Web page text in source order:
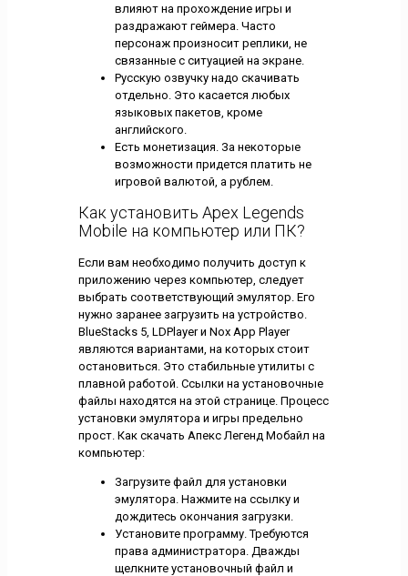
влияют на прохождение игры и
раздражают геймера. Часто
персонаж произносит реплики, не
связанные с ситуацией на экране.
Русскую озвучку надо скачивать
отдельно. Это касается любых
языковых пакетов, кроме
английского.
Есть монетизация. За некоторые
возможности придется платить не
игровой валютой, а рублем.
Как установить Apex Legends
Mobile на компьютер или ПК?
Если вам необходимо получить доступ к
приложению через компьютер, следует
выбрать соответствующий эмулятор. Его
нужно заранее загрузить на устройство.
BlueStacks 5, LDPlayer и Nox App Player
являются вариантами, на которых стоит
остановиться. Это стабильные утилиты с
плавной работой. Ссылки на установочные
файлы находятся на этой странице. Процесс
установки эмулятора и игры предельно
прост. Как скачать Апекс Легенд Мобайл на
компьютер:
Загрузите файл для установки
эмулятора. Нажмите на ссылку и
дождитесь окончания загрузки.
Установите программу. Требуются
права администратора. Дважды
щелкните установочный файл и